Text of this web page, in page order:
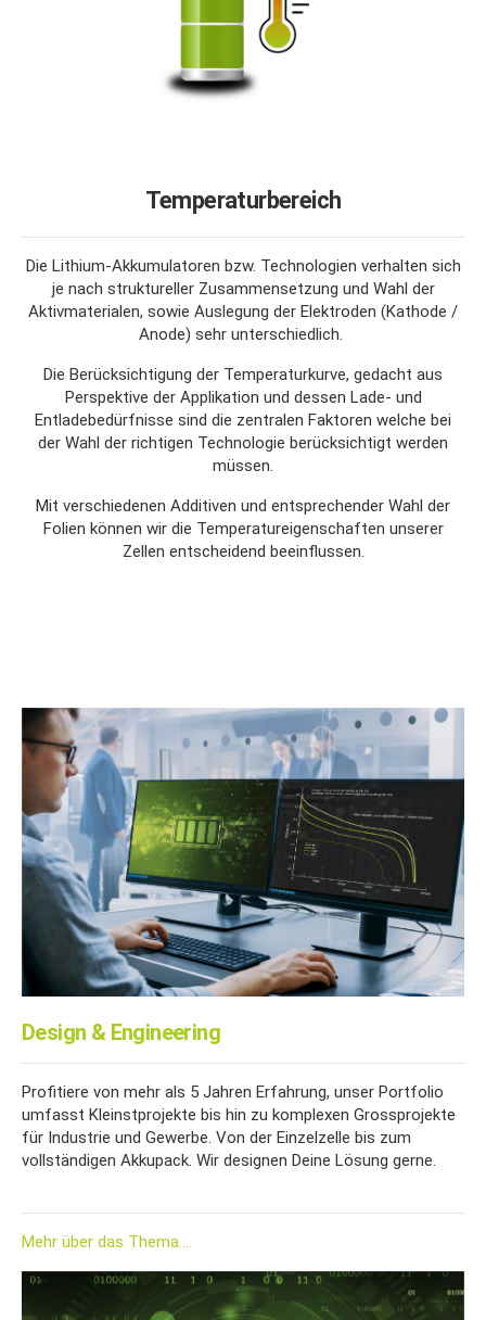
Temperaturbereich
Die Lithium-Akkumulatoren bzw. Technologien verhalten sich
je nach struktureller Zusammensetzung und Wahl der
Aktivmaterialen, sowie Auslegung der Elektroden (Kathode /
Anode) sehr unterschiedlich.
Die Berücksichtigung der Temperaturkurve, gedacht aus
Perspektive der Applikation und dessen Lade- und
Entladebedürfnisse sind die zentralen Faktoren welche bei
der Wahl der richtigen Technologie berücksichtigt werden
müssen.
Mit verschiedenen Additiven und entsprechender Wahl der
Folien können wir die Temperatureigenschaften unserer
Zellen entscheidend beeinflussen.
Design & Engineering
Profitiere von mehr als 5 Jahren Erfahrung, unser Portfolio
umfasst Kleinstprojekte bis hin zu komplexen Grossprojekte
für Industrie und Gewerbe. Von der Einzelzelle bis zum
vollständigen Akkupack. Wir designen Deine Lösung gerne.
Mehr über das Thema....